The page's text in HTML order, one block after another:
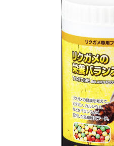
お買い物ガイド
お問い合わせ
お問い合わせ